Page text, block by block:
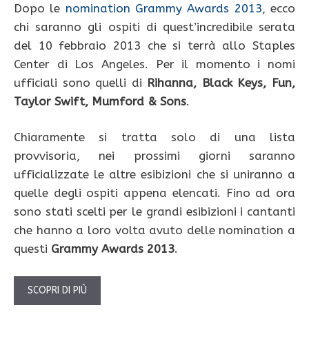
Dopo le nomination Grammy Awards 2013, ecco
chi saranno gli ospiti di quest’incredibile serata
del 10 febbraio 2013 che si terrà allo Staples
Center di Los Angeles. Per il momento i nomi
ufficiali sono quelli di Rihanna, Black Keys, Fun,
Taylor Swift, Mumford & Sons.
Chiaramente si tratta solo di una lista
provvisoria, nei prossimi giorni saranno
ufficializzate le altre esibizioni che si uniranno a
quelle degli ospiti appena elencati. Fino ad ora
sono stati scelti per le grandi esibizioni i cantanti
che hanno a loro volta avuto delle nomination a
questi Grammy Awards 2013.
SCOPRI DI PIÙ